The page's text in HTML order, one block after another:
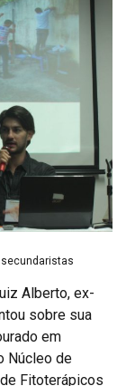
Alberto, ex-
sobre sua
em
Núcleo de
Fitoterápicos